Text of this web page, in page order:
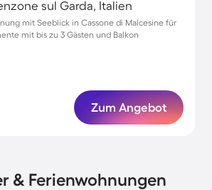
sul Garda, Italien
mit Seeblick in Cassone di Malcesine für
mit bis zu 3 Gästen und Balkon
Zum Angebot
& Ferienwohnungen